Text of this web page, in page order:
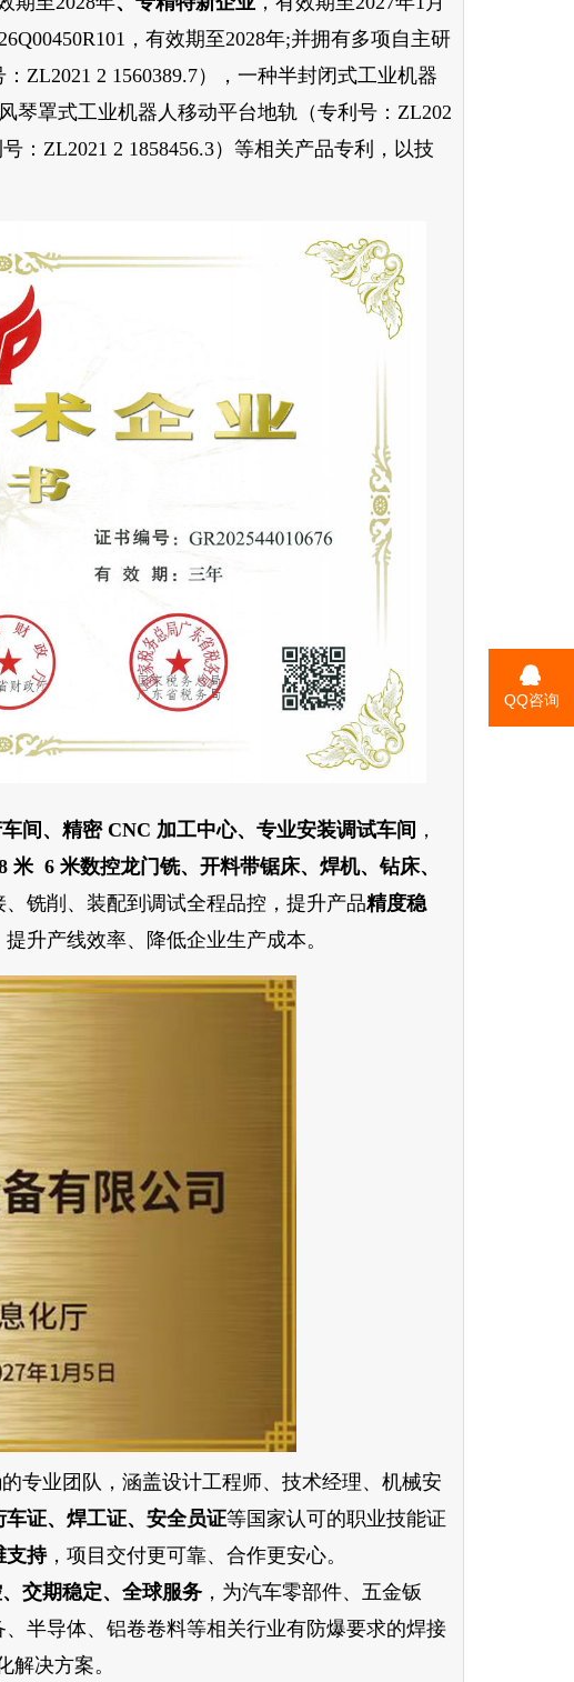
，有效期至2028年;并拥有多项自主研
ZL2021 2 1560389.7），一种半封闭式工业机器
琴罩式工业机器人移动平台地轨（专利号：ZL202
ZL2021 2 1858456.3） 等相关产品专利，以技
间、精密 CNC 加工中心、专业安装调试车间 ，
6 米数控龙门铣、开料带锯床、焊机、钻床、
铣削、装配到调试全程品控，提升产品精度稳
升产线效率、降低企业生产成本。
的专业团队，涵盖设计工程师、技术经理、机械安
车证、焊工证、安全员证等国家认可的职业技能证
支持，项目交付更可靠、合作更安心。
交期稳定、全球服务 ，为汽车零部件、五金钣
半导体、铝卷卷料等相关行业有防爆要求的焊接
决方案。
QQ咨询